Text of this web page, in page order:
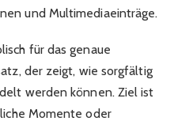
und Multimediaeinträge.
für das genaue
der zeigt, wie sorgfältig
werden können. Ziel ist
Momente oder